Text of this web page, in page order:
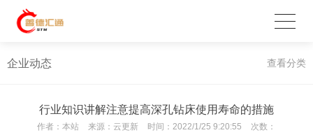
企业动态 查看分类
行业知识讲解注意提高深孔钻床使用寿命的措施
作者： 本站 来源： 云更新 时间： 2022/1/25 9:20:55 次数：